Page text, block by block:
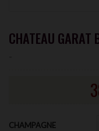
CHATEAU GARAT
CHAMPAGNE